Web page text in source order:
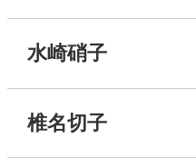
水崎硝子
椎名切子